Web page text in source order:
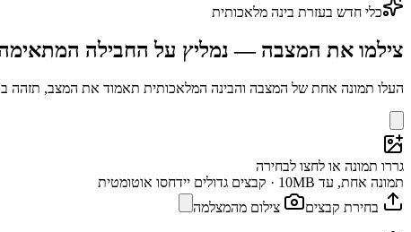
כלי חדש בעזרת בינה מלאכותית
צילמו את המצבה — נמליץ על החבילה
העלו תמונה אחת של המצבה והבינה המלאכותית תאמוד את המצב, תזהה
גררו תמונה או לחצו לבחירה
תמונה אחת, עד 10MB · קבצים גדולים יידחסו אוטומטית
בחירת קבצים
צילום מהמצלמה